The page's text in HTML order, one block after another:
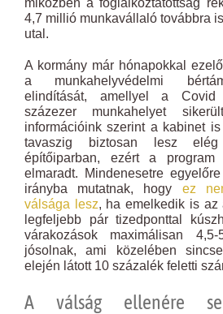
4,7 millió munkavállaló továbbra
utal.
A kormány már hónapokkal
a munkahelyvédelmi
elindítását, amellyel a Covid
százezer munkahelyet
információink szerint a kabinet
tavaszig biztosan lesz
építőiparban, ezért a
elmaradt. Mindenesetre
irányba mutatnak, hogy ez
válsága lesz, ha emelkedik is az
legfeljebb pár tizedponttal
várakozások maximálisan
jósolnak, ami közelében
elején látott 10 százalék feletti
A válság ellenére